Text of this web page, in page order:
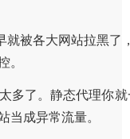
就被各大网站拉黑
多了。静态代理你
成异常流量。